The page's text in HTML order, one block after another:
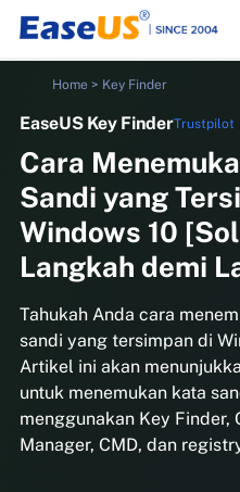
EaseUS
Home > Key Finder
EaseUS Key FinderTrustpilot
Cara
Sandi yang
Windows 10
Langkah demi
Tahukah Anda cara
sandi yang tersimpan di
Artikel ini akan
untuk menemukan kata
menggunakan Key Finder,
Manager, CMD, dan